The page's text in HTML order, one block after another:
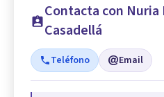
Contacta con
Casadellá
Teléfono Email